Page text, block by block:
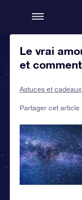
Le vrai
et
Astuces et cadeaux
Partager cet article